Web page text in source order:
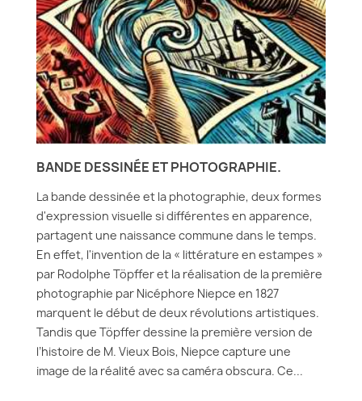
BANDE DESSINÉE ET PHOTOGRAPHIE.
La bande dessinée et la photographie, deux formes
d'expression visuelle si différentes en apparence,
partagent une naissance commune dans le temps.
En effet, l'invention de la « littérature en estampes »
par Rodolphe Töpffer et la réalisation de la première
photographie par Nicéphore Niepce en 1827
marquent le début de deux révolutions artistiques.
Tandis que Töpffer dessine la première version de
l’histoire de M. Vieux Bois, Niepce capture une
image de la réalité avec sa caméra obscura. Ce...